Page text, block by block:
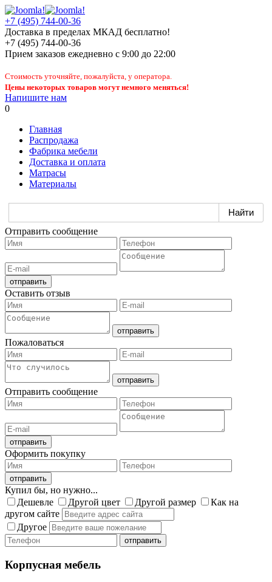
+7 (495) 744-00-36
Доставка в пределах МКАД бесплатно!
+7 (495) 744-00-36
Прием заказов ежедневно с 9:00 до 22:00
Стоимость уточняйте, пожалуйста, у оператора.
Цены некоторых товаров могут немного меняться!
Напишите нам
0
Главная
Распродажа
Фабрика мебели
Доставка и оплата
Матрасы
Материалы
Отправить сообщение
Оставить отзыв
Пожаловаться
Отправить сообщение
Оформить покупку
Купил бы, но нужно...
Дешевле
Другой цвет Другой размер
Как на
другом сайте
Другое
Корпусная мебель